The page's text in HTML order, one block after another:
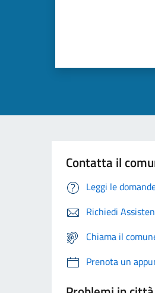
Contatta il
Leggi le
Richiedi
Chiama il
Prenota un